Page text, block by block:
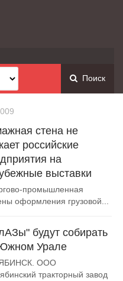
Поиск
стена не
российские
на
выставки
промышленная
оформления грузовой...
будут собирать
Урале
ООО
тракторный завод